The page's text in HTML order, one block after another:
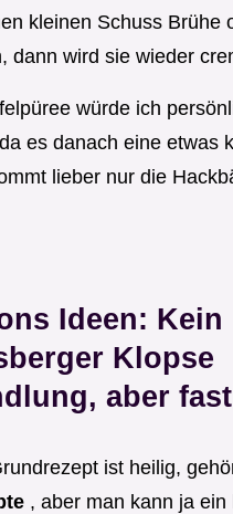
kleinen Schuss Brühe
dann wird sie wieder
würde ich
es danach eine etwas
lieber nur die
Ideen: Kein
Klopse
aber
ist heilig,
, aber man kann ja ein